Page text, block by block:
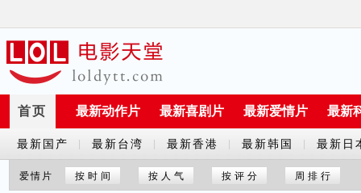
首页 最新动作片 最新喜剧片 最新爱情片 最新
最新国产
剧
最新台湾 最新香港 最新韩国 最新日
爱情片 按时间 按人气 按评分 周排行